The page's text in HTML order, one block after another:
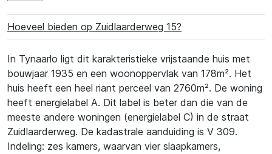
Hoeveel bieden op Zuidlaarderweg 15?
In Tynaarlo ligt dit karakteristieke vrijstaande huis met
bouwjaar 1935 en een woonoppervlak van 178m². Het
huis heeft een heel riant perceel van 2760m². De woning
heeft energielabel A. Dit label is beter dan die van de
meeste andere woningen (energielabel C) in de straat
Zuidlaarderweg. De kadastrale aanduiding is V 309.
Indeling: zes kamers, waarvan vier slaapkamers,